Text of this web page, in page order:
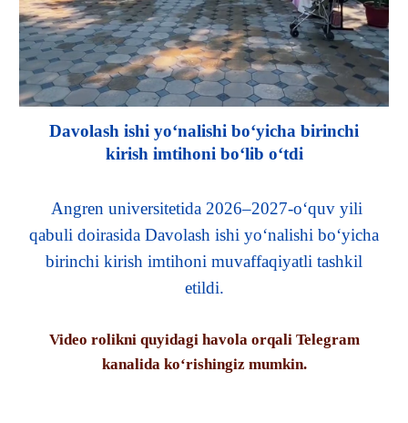
Davolash ishi yo‘nalishi bo‘yicha birinchi
kirish imtihoni bo‘lib o‘tdi
Angren universitetida 2026–2027-o‘quv yili
qabuli doirasida Davolash ishi yo‘nalishi bo‘yicha
birinchi kirish imtihoni muvaffaqiyatli tashkil
etildi.
Video rolikni quyidagi havola orqali Telegram
kanalida ko‘rishingiz mumkin.